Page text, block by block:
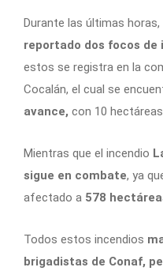
Durante las últimas horas,
reportado dos focos de
estos se registra en la
Cocalán, el cual se
avance, con 10
Mientras que el incendio
sigue en combate, ya
afectado a 578
Todos estos incendios
brigadistas de Conaf,